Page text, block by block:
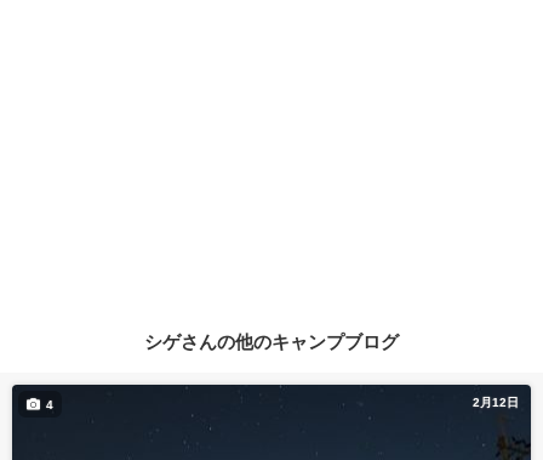
シゲさんの他のキャンプブログ
2月12日
4